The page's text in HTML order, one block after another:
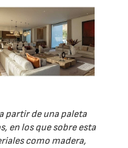
partir de una paleta
en los que sobre esta
como madera,